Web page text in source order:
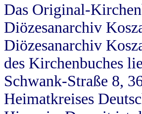
Das Original-
Diözesanarchiv
Diözesanarchiv
des Kirchenbuches
Schwank-Straße 8,
Heimatkreises